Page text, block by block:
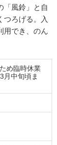
「風鈴」と自
つろげる。入
用でき、のん
め臨時休業
月中旬頃ま